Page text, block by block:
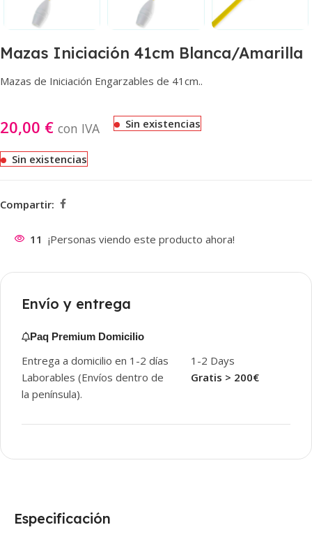
Mazas Iniciación 41cm Blanca/Amarilla
Mazas de Iniciación Engarzables de 41cm..
20,00 € con IVA Sin existencias
Sin existencias
Compartir:
11 ¡Personas viendo este producto ahora!
Envío y entrega
Paq Premium Domicilio
Entrega a domicilio en 1-2 días
Laborables (Envíos dentro de
la península).
1-2 Days
Gratis > 200€
Especificación